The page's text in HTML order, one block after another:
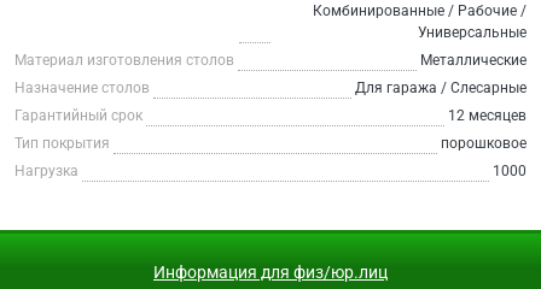
Комбинированные / Рабочие /
Универсальные
Материал изготовления столов
Металлические
Назначение столов
Для гаража / Слесарные
Гарантийный срок
12 месяцев
Тип покрытия
порошковое
Нагрузка
1000
Информация для физ/юр.лиц